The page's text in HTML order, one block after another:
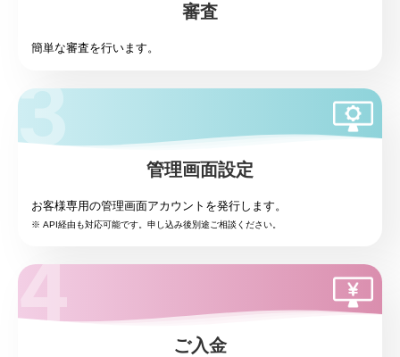
審査
簡単な審査を行います。
管理画面設定
お客様専用の管理画面アカウントを発行します。
※ API経由も対応可能です。申し込み後別途ご相談ください。
ご入金